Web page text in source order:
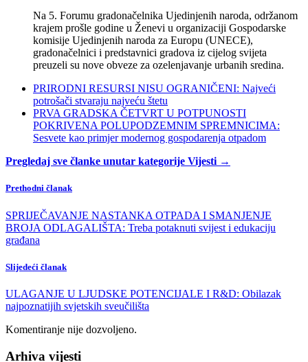
Na 5. Forumu gradonačelnika Ujedinjenih naroda, održanom
krajem prošle godine u Ženevi u organizaciji Gospodarske
komisije Ujedinjenih naroda za Europu (UNECE),
gradonačelnici i predstavnici gradova iz cijelog svijeta
preuzeli su nove obveze za ozelenjavanje urbanih sredina.
PRIRODNI RESURSI NISU OGRANIČENI: Najveći
potrošači stvaraju najveću štetu
PRVA GRADSKA ČETVRT U POTPUNOSTI
POKRIVENA POLUPODZEMNIM SPREMNICIMA:
Sesvete kao primjer modernog gospodarenja otpadom
Pregledaj sve članke unutar kategorije Vijesti →
Prethodni članak
SPRIJEČAVANJE NASTANKA OTPADA I SMANJENJE
BROJA ODLAGALIŠTA: Treba potaknuti svijest i edukaciju
građana
Slijedeći članak
ULAGANJE U LJUDSKE POTENCIJALE I R&D: Obilazak
najpoznatijih svjetskih sveučilišta
Komentiranje nije dozvoljeno.
Arhiva vijesti